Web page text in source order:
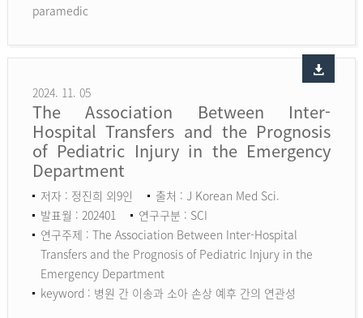
paramedic
2024. 11. 05
The Association Between Inter-
Hospital Transfers and the Prognosis
of Pediatric Injury in the Emergency
Department
저자 : 정진희 외9인
출처 : J Korean Med Sci.
발표월 : 202401
연구구분 : SCI
연구주제 : The Association Between Inter-Hospital
Transfers and the Prognosis of Pediatric Injury in the
Emergency Department
keyword : 병원 간 이송과 소아 손상 예후 간의 연관성